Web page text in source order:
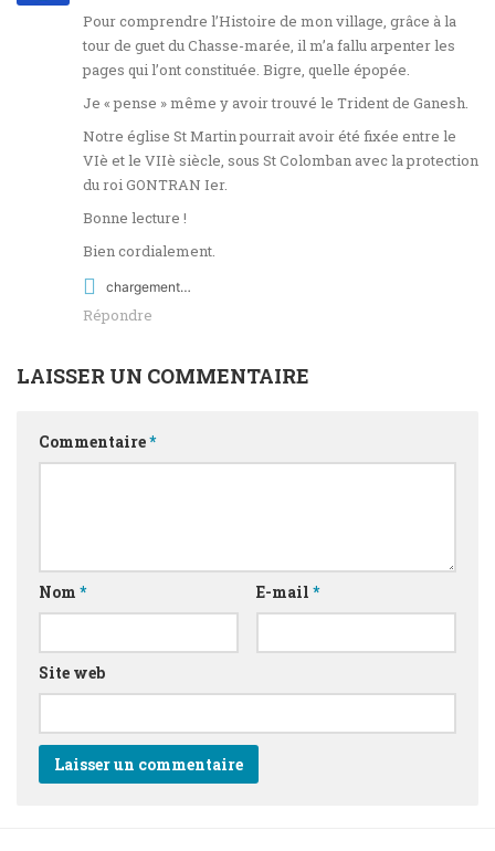
Pour comprendre l’Histoire de mon village, grâce à la
tour de guet du Chasse-marée, il m’a fallu arpenter les
pages qui l’ont constituée. Bigre, quelle épopée.
Je « pense » même y avoir trouvé le Trident de Ganesh.
Notre église St Martin pourrait avoir été fixée entre le
VIè et le VIIè siècle, sous St Colomban avec la protection
du roi GONTRAN Ier.
Bonne lecture !
Bien cordialement.
chargement…
Répondre
LAISSER UN COMMENTAIRE
Commentaire*
Nom * E-mail *
Site web